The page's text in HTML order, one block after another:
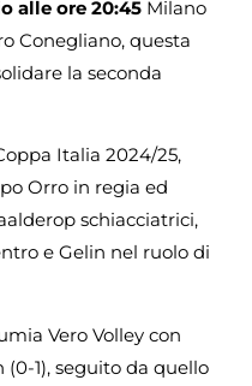
alle ore 20:45 Milano
Conegliano, questa
la seconda
Italia 2024/25,
Orro in regia ed
schiacciatrici,
e Gelin nel ruolo di
Vero Volley con
1), seguito da quello